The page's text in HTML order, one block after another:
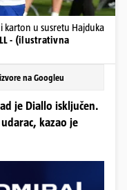
karton u susretu Hajduka
- (ilustrativna
na Googleu
je Diallo isključen.
kazao je